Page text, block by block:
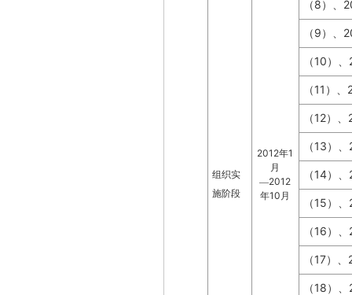
组织实
施阶段
2012年1
月
—2012
年10 月
（ 8 ）、
（ 9 ）、
（ 10 ）、
（ 11 ）、
（ 12）、
（ 13 ）、
（ 14）、
（ 15 ）、
（ 16 ）、
（ 17）、
（ 18 ）、